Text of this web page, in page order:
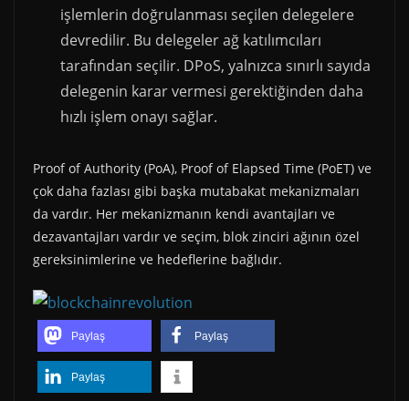
işlemlerin doğrulanması seçilen delegelere
devredilir. Bu delegeler ağ katılımcıları
tarafından seçilir. DPoS, yalnızca sınırlı sayıda
delegenin karar vermesi gerektiğinden daha
hızlı işlem onayı sağlar.
Proof of Authority (PoA), Proof of Elapsed Time (PoET) ve
çok daha fazlası gibi başka mutabakat mekanizmaları
da vardır. Her mekanizmanın kendi avantajları ve
dezavantajları vardır ve seçim, blok zinciri ağının özel
gereksinimlerine ve hedeflerine bağlıdır.
Paylaş Paylaş
Paylaş